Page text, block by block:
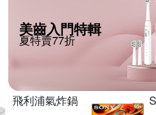
美齒入門特輯
夏特賣77折
飛利浦氣炸鍋